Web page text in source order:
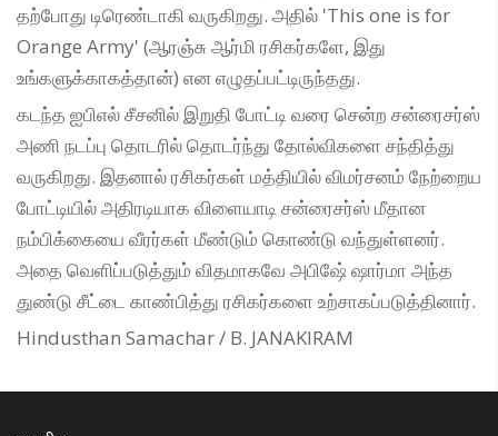
தற்போது டிரெண்டாகி வருகிறது. அதில் 'This one is for
Orange Army' (ஆரஞ்சு ஆர்மி ரசிகர்களே, இது
உங்களுக்காகத்தான்) என எழுதப்பட்டிருந்தது.
கடந்த ஐபிஎல் சீசனில் இறுதி போட்டி வரை சென்ற சன்ரைசர்ஸ்
அணி நடப்பு தொடரில் தொடர்ந்து தோல்விகளை சந்தித்து
வருகிறது. இதனால் ரசிகர்கள் மத்தியில் விமர்சனம் நேற்றைய
போட்டியில் அதிரடியாக விளையாடி சன்ரைசர்ஸ் மீதான
நம்பிக்கையை வீரர்கள் மீண்டும் கொண்டு வந்துள்ளனர்.
அதை வெளிப்படுத்தும் விதமாகவே அபிஷே் ஷார்மா அந்த
துண்டு சீட்டை காண்பித்து ரசிகர்களை உற்சாகப்படுத்தினார்.
Hindusthan Samachar / B. JANAKIRAM